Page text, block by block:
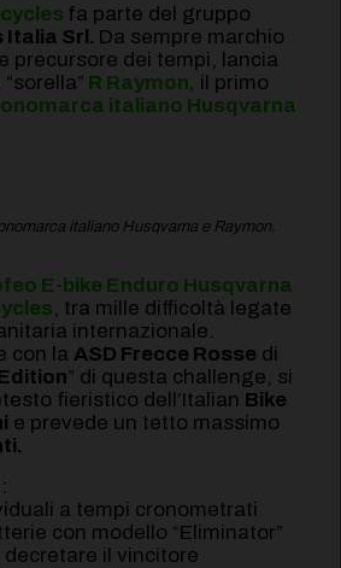
fa parte del gruppo
Italia Srl. Da sempre marchio
precursore dei tempi, lancia
R Raymon, il primo
italiano Husqvarna
italiano Husqvarna e Raymon.
E-bike Enduro Husqvarna
, tra mille difficoltà legate
internazionale.
con la ASD Frecce Rosse di
” di questa challenge, si
fieristico dell’Italian Bike
e prevede un tetto massimo
a tempi cronometrati
con modello “Eliminator”
il vincitore